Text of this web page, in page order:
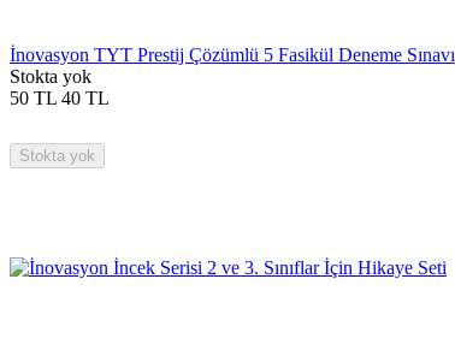
İnovasyon TYT Prestij Çözümlü 5 Fasikül Deneme Sınavı
Stokta yok
50 TL 40 TL
Stokta yok